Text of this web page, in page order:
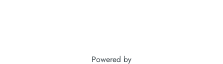
Powered by